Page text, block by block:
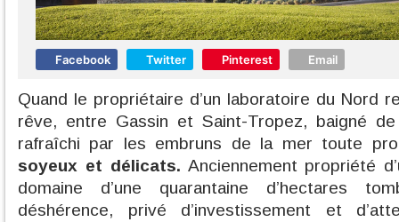
Facebook Twitter Pinterest Email
Quand le propriétaire d’un laboratoire du Nord
rêve, entre Gassin et Saint-Tropez, baigné
rafraîchi par les embruns de la mer toute
soyeux et délicats. Anciennement propriété
domaine d’une quarantaine d’hectares
déshérence, privé d’investissement et